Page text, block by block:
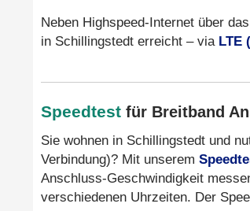
Neben Highspeed-Internet über
in Schillingstedt erreicht – via LTE
Speedtest für Breitband
Sie wohnen in Schillingstedt und
Verbindung)? Mit unserem
Anschluss-Geschwindigkeit
verschiedenen Uhrzeiten. Der